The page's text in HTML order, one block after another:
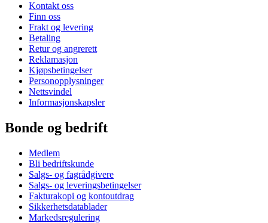
Kontakt oss
Finn oss
Frakt og levering
Betaling
Retur og angrerett
Reklamasjon
Kjøpsbetingelser
Personopplysninger
Nettsvindel
Informasjonskapsler
Bonde og bedrift
Medlem
Bli bedriftskunde
Salgs- og fagrådgivere
Salgs- og leveringsbetingelser
Fakturakopi og kontoutdrag
Sikkerhetsdatablader
Markedsregulering